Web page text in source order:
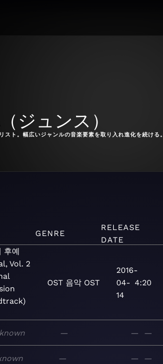
ジュンス）
ト。幅広いジャンルの音楽要素を取り入れ進化を続ける。
GENRE
RELEASE
DATE
후예
Vol. 2
OST 음악 OST
2016-
04-
14
4:20
— — —
— — —